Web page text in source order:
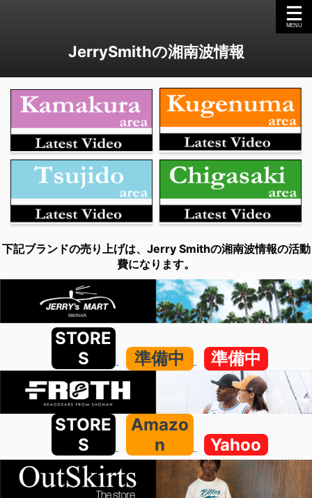
JerrySmithの湘南波情報
下記ブランドの売り上げは、Jerry Smithの湘南波情報の活動
費になります。
STORE
S
準備中 準備中
STORE
S
Amazo
n
Yahoo